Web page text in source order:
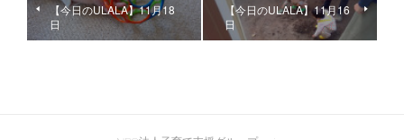
【今日のULALA】11月18
日
【今日のULALA】11月16
日